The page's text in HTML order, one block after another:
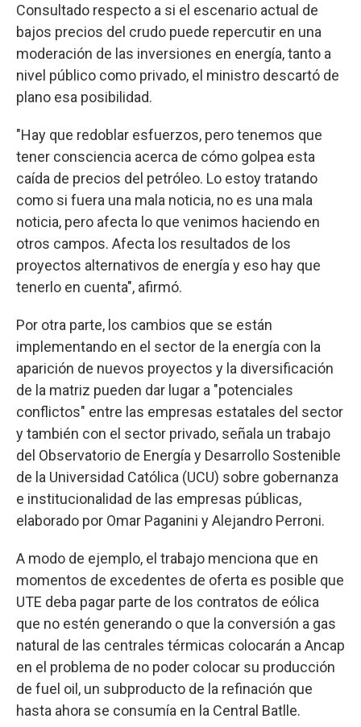
Consultado respecto a si el escenario actual de
bajos precios del crudo puede repercutir en una
moderación de las inversiones en energía, tanto a
nivel público como privado, el ministro descartó de
plano esa posibilidad.
"Hay que redoblar esfuerzos, pero tenemos que
tener consciencia acerca de cómo golpea esta
caída de precios del petróleo. Lo estoy tratando
como si fuera una mala noticia, no es una mala
noticia, pero afecta lo que venimos haciendo en
otros campos. Afecta los resultados de los
proyectos alternativos de energía y eso hay que
tenerlo en cuenta", afirmó.
Por otra parte, los cambios que se están
implementando en el sector de la energía con la
aparición de nuevos proyectos y la diversificación
de la matriz pueden dar lugar a "potenciales
conflictos" entre las empresas estatales del sector
y también con el sector privado, señala un trabajo
del Observatorio de Energía y Desarrollo Sostenible
de la Universidad Católica (UCU) sobre gobernanza
e institucionalidad de las empresas públicas,
elaborado por Omar Paganini y Alejandro Perroni.
A modo de ejemplo, el trabajo menciona que en
momentos de excedentes de oferta es posible que
UTE deba pagar parte de los contratos de eólica
que no estén generando o que la conversión a gas
natural de las centrales térmicas colocarán a Ancap
en el problema de no poder colocar su producción
de fuel oil, un subproducto de la refinación que
hasta ahora se consumía en la Central Batlle.